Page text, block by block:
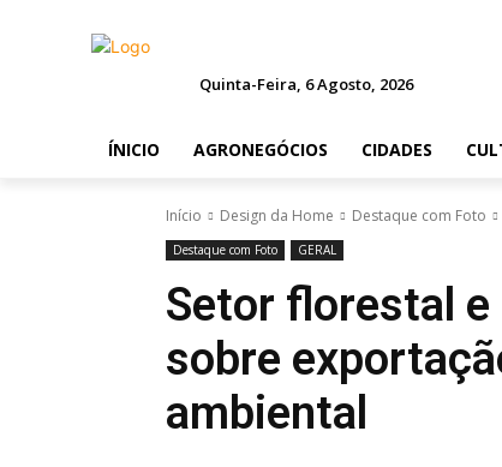
Quinta-Feira, 6 Agosto, 2026
ÍNICIO AGRONEGÓCIOS CIDADES
Início Design da Home Destaque com Foto
Destaque com Foto GERAL
Setor florestal
sobre
ambiental